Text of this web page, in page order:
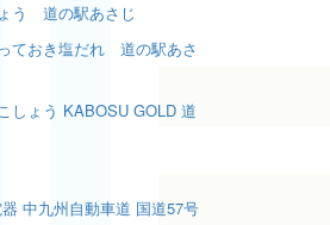
う 道の駅あさじ
ておき塩だれ 道の駅あさ
しょう KABOSU GOLD 道
中九州自動車道 国道57号